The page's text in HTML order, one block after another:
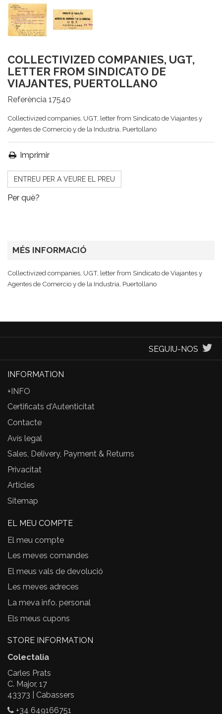
COLLECTIVIZED COMPANIES, UGT,
LETTER FROM SINDICATO DE
VIAJANTES, PUERTOLLANO
Referència 17540
Collectivized companies, UGT, letter from Sindicato de Viajantes y
Agentes de Comercio y de la Industria, Puertollano
Imprimir
ENTREU PER A VEURE EL PREU
Per què?
MÉS INFORMACIÓ
Collectivized companies, UGT, letter from Sindicato de Viajantes y
Agentes de Comercio y de la Industria, Puertollano
SEGUIU-NOS
INFORMATION
+INFO
Certificats d'Autenticitat
Contacte
Avís legal
Sales, Delivery, Payment & Returns
Privacitat
Articles
Sitemap
EL MEU COMPTE
El meu compte
Les meves comandes
El meus vals de devolució
Les meves adreces
La meva info. personal
Els meus cupons
STORE INFORMATION
Colectalia
Carles Prats
C. Major, 17
43373 | Cabassers
+34 649166751